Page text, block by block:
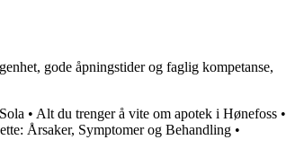
gode åpningstider og faglig kompetanse,
• Alt du trenger å vite om apotek i Hønefoss •
Årsaker, Symptomer og Behandling •